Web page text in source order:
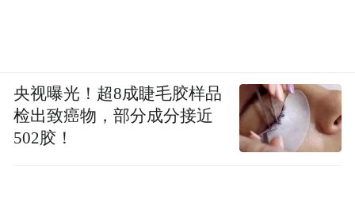
央视曝光！超8成睫毛胶样品
检出致癌物，部分成分接近
502胶！